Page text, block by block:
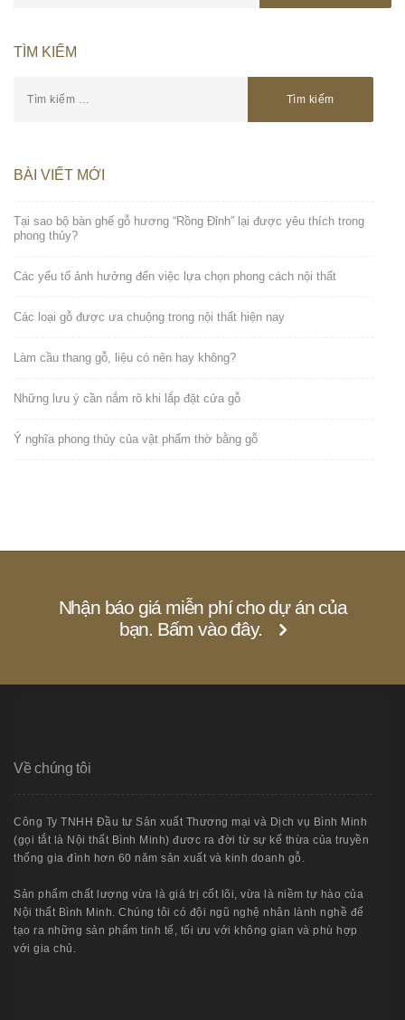
TÌM KIẾM
BÀI VIẾT MỚI
Tại sao bộ bàn ghế gỗ hương “Rồng Đỉnh” lại được yêu thích trong
phong thủy?
Các yếu tố ảnh hưởng đến việc lựa chọn phong cách nội thất
Các loại gỗ được ưa chuộng trong nội thất hiện nay
Làm cầu thang gỗ, liệu có nên hay không?
Những lưu ý cần nắm rõ khi lắp đặt cửa gỗ
Ý nghĩa phong thủy của vật phẩm thờ bằng gỗ
Nhận báo giá miễn phí cho dự án của
bạn. Bấm vào đây.
Về chúng tôi
Công Ty TNHH Đầu tư Sản xuất Thương mại và Dịch vụ Bình Minh
(gọi tắt là Nội thất Bình Minh) đươc ra đời từ sự kế thừa của truyền
thống gia đình hơn 60 năm sản xuất và kinh doanh gỗ.
Sản phẩm chất lượng vừa là giá trị cốt lõi, vừa là niềm tự hào của
Nội thất Bình Minh. Chúng tôi có đội ngũ nghệ nhân lành nghề để
tạo ra những sản phẩm tinh tế, tối ưu với không gian và phù hợp
với gia chủ.